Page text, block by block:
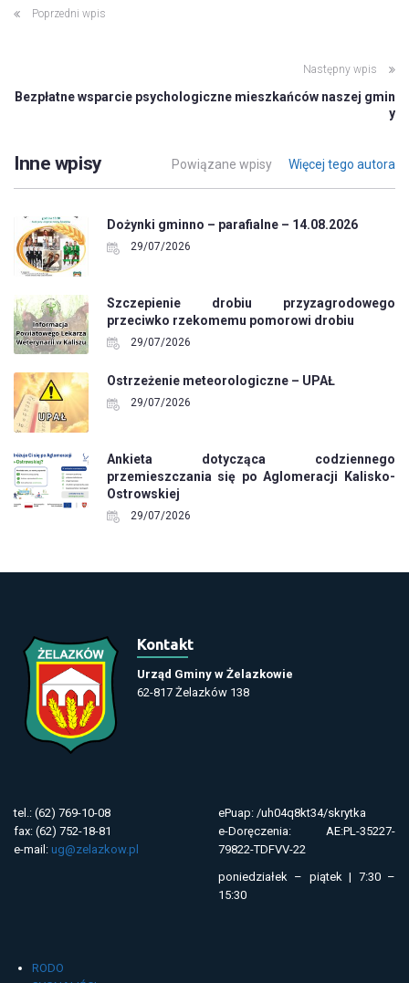
Poprzedni wpis
Następny wpis
Bezpłatne wsparcie psychologiczne mieszkańców naszej gmin
y
Inne wpisy Powiązane wpisy Więcej tego autora
Dożynki gminno – parafialne – 14.08.2026
29/07/2026
Szczepienie drobiu przyzagrodowego
przeciwko rzekomemu pomorowi drobiu
29/07/2026
Ostrzeżenie meteorologiczne – UPAŁ
29/07/2026
Ankieta dotycząca codziennego
przemieszczania się po Aglomeracji Kalisko-
Ostrowskiej
29/07/2026
Kontakt
Urząd Gminy w Żelazkowie
62-817 Żelazków 138
tel.: (62) 769-10-08
fax: (62) 752-18-81
e-mail: ug@zelazkow.pl
ePuap: /uh04q8kt34/skrytka
e-Doręczenia: AE:PL-35227-
79822-TDFVV-22
poniedziałek – piątek | 7:30 –
15:30
RODO